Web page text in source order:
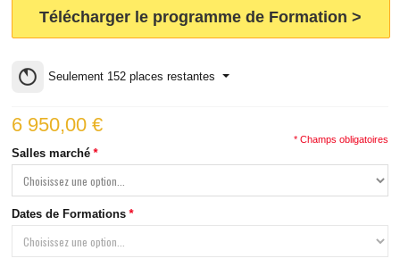
Télécharger le programme de Formation >
Seulement 152 places restantes
6 950,00 €
*
Salles marché
*
Dates de Formations
* Champs obligatoires